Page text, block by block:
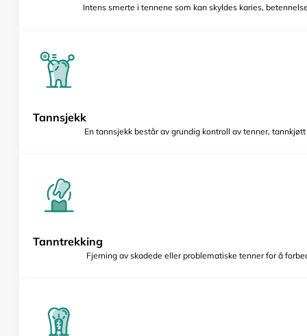
Intens smerte i tennene som kan skyldes karies,
Tannsjekk
En tannsjekk består av grundig kontroll av tenner,
Tanntrekking
Fjerning av skadede eller problematiske tenner for å